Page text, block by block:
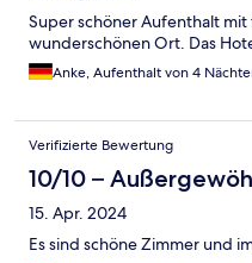
Super schöner Aufenthalt
wunderschönen Ort. Das
Anke, Aufenthalt von 4
Verifizierte Bewertung
10/10 –
15. Apr. 2024
Es sind schöne Zimmer und